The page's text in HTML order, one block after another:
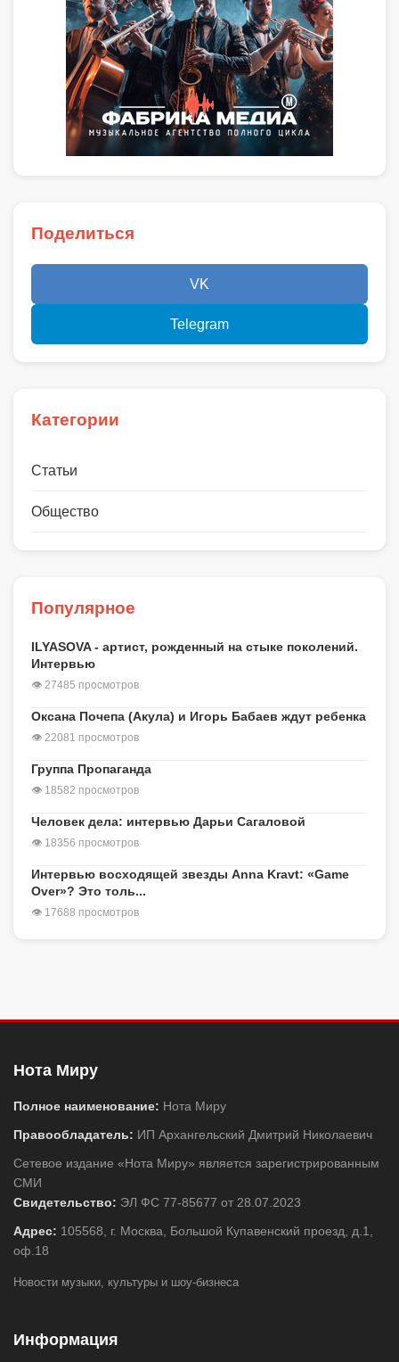
Поделиться
VK
Telegram
Категории
Статьи
Общество
Популярное
ILYASOVA - артист, рожденный на стыке поколений.
Интервью
👁 27485 просмотров
Оксана Почепа (Акула) и Игорь Бабаев ждут ребенка
👁 22081 просмотров
Группа Пропаганда
👁 18582 просмотров
Человек дела: интервью Дарьи Сагаловой
👁 18356 просмотров
Интервью восходящей звезды Anna Kravt: «Game
Over»? Это толь...
👁 17688 просмотров
Нота Миру
Полное наименование: Нота Миру
Правообладатель: ИП Архангельский Дмитрий Николаевич
Сетевое издание «Нота Миру» является зарегистрированным
СМИ
Свидетельство: ЭЛ ФС 77-85677 от 28.07.2023
Адрес: 105568, г. Москва, Большой Купавенский проезд, д.1,
оф.18
Новости музыки, культуры и шоу-бизнеса
Информация